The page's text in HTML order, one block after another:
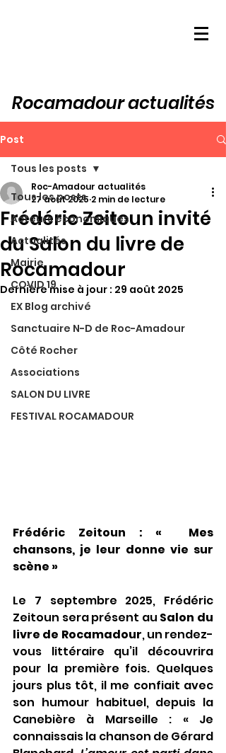
Rocamadour actualités
Post
Tous les posts
Acteurs économiques
Actualités
Mairie
COVID 19
EX Blog archivé
Sanctuaire N-D de Roc-Amadour
Côté Rocher
Associations
SALON DU LIVRE
FESTIVAL ROCAMADOUR
Tous les posts
Frédéric Zeitoun invité
du Salon du livre de
Rocamadour
Roc-Amadour actualités
27 août 2025 2 min de lecture
Dernière mise à jour : 29 août 2025
Frédéric Zeitoun : «  Mes
chansons, je leur donne vie sur
scène »
Le 7 septembre 2025, Frédéric
Zeitoun sera présent au Salon du
livre de Rocamadour, un rendez-
vous littéraire qu’il découvrira
pour la première fois. Quelques
jours plus tôt, il me confiait avec
son humour habituel, depuis la
Canebière à Marseille : « Je
connaissais la chanson de Gérard